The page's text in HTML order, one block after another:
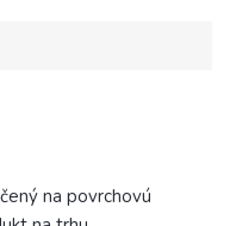
na povrchovú